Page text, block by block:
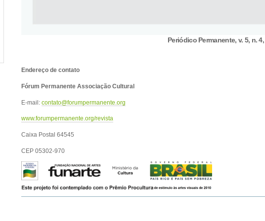
Periódico Permanente, v. 5, n.
Endereço de contato
Fórum Permanente Associação Cultural
E-mail: contato@forumpermanente.org
www.forumpermanente.org/revista
Caixa Postal 64545
CEP 05302-970